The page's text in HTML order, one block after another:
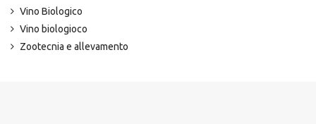
Vino Biologico
Vino biologioco
Zootecnia e allevamento